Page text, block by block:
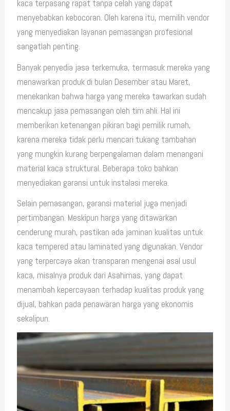
kaca terpasang rapat tanpa celah yang dapat
menyebabkan kebocoran. Oleh karena itu, memilih vendor
yang menyediakan layanan pemasangan profesional
sangatlah penting.
Banyak penyedia jasa terkemuka, termasuk mereka yang
menawarkan produk di bulan Desember atau Maret,
menekankan bahwa harga yang mereka tawarkan sudah
mencakup jasa pemasangan oleh tim ahli. Hal ini
memberikan ketenangan pikiran bagi pemilik rumah,
karena mereka tidak perlu mencari tukang tambahan
yang mungkin kurang berpengalaman dalam menangani
material kaca struktural. Beberapa toko bahkan
menyediakan garansi untuk instalasi mereka.
Selain pemasangan, garansi material juga menjadi
pertimbangan. Meskipun harga yang ditawarkan
cenderung murah, pastikan ada jaminan kualitas untuk
kaca tempered atau laminated yang digunakan. Vendor
yang terpercaya akan transparan mengenai asal usul
kaca, misalnya produk dari Asahimas, yang dapat
menambah kepercayaan terhadap kualitas produk yang
dijual, bahkan pada penawaran harga yang ekonomis
sekalipun.